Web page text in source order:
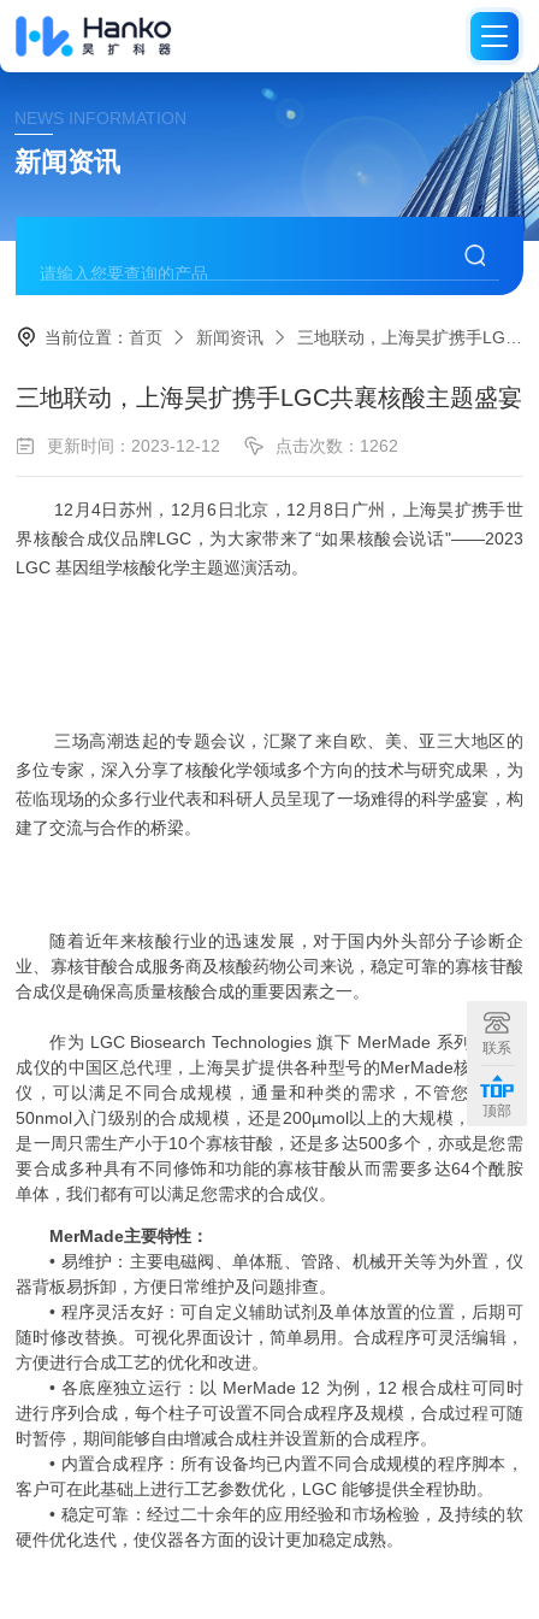
NEWS INFORMATION
新闻资讯
当前位置：首页 新闻资讯 三地联动，上海昊扩携手LGC共襄核酸主题盛宴
三地联动，上海昊扩携手LGC共襄核酸主题盛宴
更新时间：2023-12-12 点击次数：1262
12月4日苏州，12月6日北京，12月8日广州，上海昊扩携手世
界核酸合成仪品牌LGC，为大家带来了“如果核酸会说话"——2023
LGC 基因组学核酸化学主题巡演活动。
三场高潮迭起的专题会议，汇聚了来自欧、美、亚三大地区的
多位专家，深入分享了核酸化学领域多个方向的技术与研究成果，为
莅临现场的众多行业代表和科研人员呈现了一场难得的科学盛宴，构
建了交流与合作的桥梁。
随着近年来核酸行业的迅速发展，对于国内外头部分子诊断企
业、寡核苷酸合成服务商及核酸药物公司来说，稳定可靠的寡核苷酸
合成仪是确保高质量核酸合成的重要因素之一。
作为 LGC Biosearch Technologies 旗下 MerMade 系列核酸合
成仪的中国区总代理，上海昊扩提供各种型号的MerMade核酸合成
仪，可以满足不同合成规模，通量和种类的需求，不管您是需要
50nmol入门级别的合成规模，还是200µmol以上的大规模，不管您
是一周只需生产小于10个寡核苷酸，还是多达500多个，亦或是您需
要合成多种具有不同修饰和功能的寡核苷酸从而需要多达64个酰胺
单体，我们都有可以满足您需求的合成仪。
MerMade主要特性：
• 易维护：主要电磁阀、单体瓶、管路、机械开关等为外置，仪
器背板易拆卸，方便日常维护及问题排查。
• 程序灵活友好：可自定义辅助试剂及单体放置的位置，后期可
随时修改替换。可视化界面设计，简单易用。合成程序可灵活编辑，
方便进行合成工艺的优化和改进。
• 各底座独立运行：以 MerMade 12 为例，12 根合成柱可同时
进行序列合成，每个柱子可设置不同合成程序及规模，合成过程可随
时暂停，期间能够自由增减合成柱并设置新的合成程序。
• 内置合成程序：所有设备均已内置不同合成规模的程序脚本，
客户可在此基础上进行工艺参数优化，LGC 能够提供全程协助。
• 稳定可靠：经过二十余年的应用经验和市场检验，及持续的软
硬件优化迭代，使仪器各方面的设计更加稳定成熟。
联系
顶部